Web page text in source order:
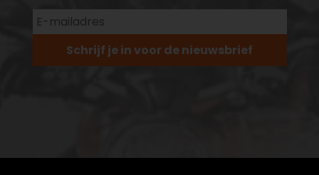
Schrijf je in voor de nieuwsbrief